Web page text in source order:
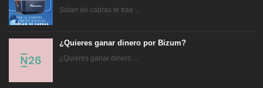
Solan de cabras te trae ...
¿Quieres ganar dinero por Bizum?
¿Quieres ganar dinero ...